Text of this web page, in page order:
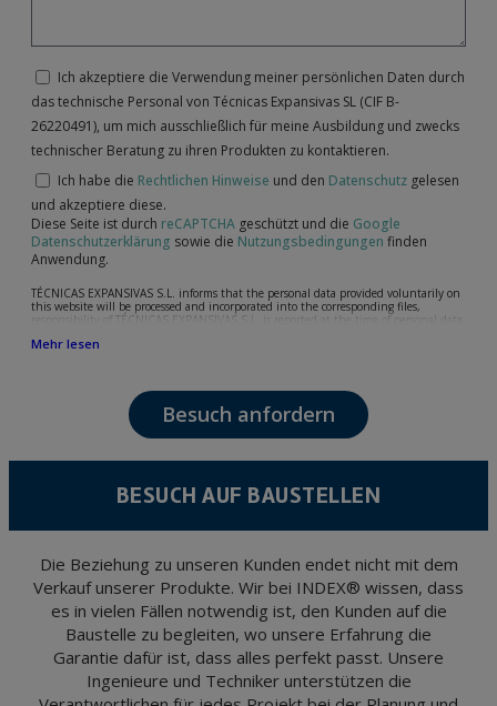
Ich akzeptiere die Verwendung meiner persönlichen Daten durch
das technische Personal von Técnicas Expansivas SL (CIF B-
26220491), um mich ausschließlich für meine Ausbildung und zwecks
technischer Beratung zu ihren Produkten zu kontaktieren.
Ich habe die Rechtlichen Hinweise und den Datenschutz gelesen
und akzeptiere diese.
Diese Seite ist durch reCAPTCHA geschützt und die Google
Datenschutzerklärung sowie die Nutzungsbedingungen finden
Anwendung.
TÉCNICAS EXPANSIVAS S.L. informs that the personal data provided voluntarily on
this website will be processed and incorporated into the corresponding files,
responsibility of TÉCNICAS EXPANSIVAS S.L, is reported at the time of personal data
following: attention to your referred request, complaint or question, established
The data in our files are strictly confidential and shall be treated with the utmost
confidentiality and shall comply with all the requirements provided for the General
Data Protection Regulation (GDPR) 2016.
encrypted. Should these details be sent, it is done so under your sole responsibility.
and opposition under the provisions of the General Data Protection Regulation
Portalada II | c/ Segador 13, 26006 | Logroño (La Rioja).
Mehr lesen
Besuch anfordern
BESUCH AUF BAUSTELLEN
Die Beziehung zu unseren Kunden endet nicht mit dem
Verkauf unserer Produkte. Wir bei INDEX® wissen, dass
es in vielen Fällen notwendig ist, den Kunden auf die
Baustelle zu begleiten, wo unsere Erfahrung die
Garantie dafür ist, dass alles perfekt passt. Unsere
Ingenieure und Techniker unterstützen die